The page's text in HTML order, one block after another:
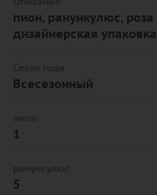
пион, ранункулюс, роза
дизайнерская упаковка
Всесезонный
1
5